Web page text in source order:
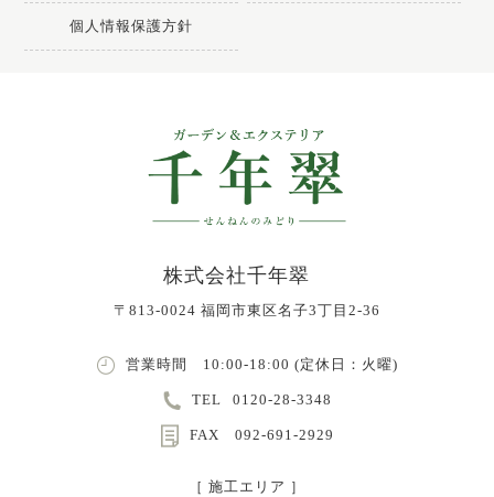
個人情報保護方針
株式会社千年翠
〒813-0024 福岡市東区名子3丁目2-36
営業時間 10:00-18:00 (定休日：火曜)
TEL 0120-28-3348
FAX 092-691-2929
［ 施工エリア ］